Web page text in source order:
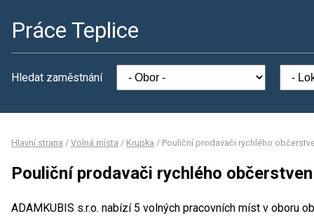
Práce Teplice
Hledat zaměstnání
Hlavní strana / Volná místa / Krupka / Pouliční prodavači rychlého
Pouliční prodavači rychlého
ADAMKUBIS s.r.o. nabízí 5 volných pracovních míst v oboru